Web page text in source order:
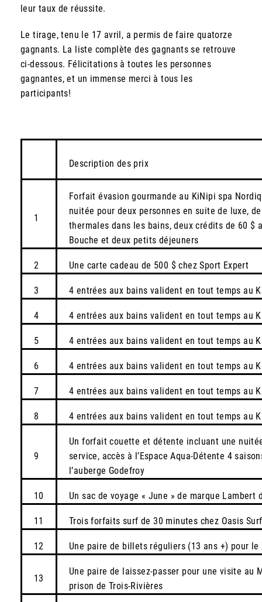
leur taux de réussite.
Le tirage, tenu le 17 avril, a permis de faire quatorze
gagnants. La liste complète des gagnants se retrouve
ci-dessous. Félicitations à toutes les personnes
gagnantes, et un immense merci à tous les
participants!
Description des prix
1
Forfait évasion gourmande au KiNipi spa
nuitée pour deux personnes en suite de luxe,
thermales dans les bains, deux crédits de 60 $
Bouche et deux petits déjeuners
2 Une carte cadeau de 500 $ chez Sport Expert
3 4 entrées aux bains valident en tout temps au
4 4 entrées aux bains valident en tout temps au
5 4 entrées aux bains valident en tout temps au
6 4 entrées aux bains valident en tout temps au
7 4 entrées aux bains valident en tout temps au
8 4 entrées aux bains valident en tout temps au
9
Un forfait couette et détente incluant une
service, accès à l’Espace Aqua-Détente 4
l’auberge Godefroy
10 Un sac de voyage « June » de marque Lambert
11 Trois forfaits surf de 30 minutes chez Oasis
12 Une paire de billets réguliers (13 ans +) pour le
13
Une paire de laissez-passer pour une visite au
prison de Trois-Rivières